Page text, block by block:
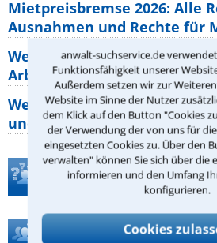
anwalt-suchservice.de
Funktionsfähigkeit unserer
Außerdem setzen wir zur
Website im Sinne der Nutzer
dem Klick auf den Button "Cookies
der Verwendung der von uns für
eingesetzten Cookies zu. Über den
verwalten" können Sie sich über die
informieren und den Umfang
konfigurieren.
Cookies
Mietpreisbremse 2026: Alle
Ausnahmen und Rechte für
Welche Regeln für
Arbeitszeit gelten beim
Welche Rechte hat der
und wie macht man sie
Teste Dein
Hilfe bei Ihrer